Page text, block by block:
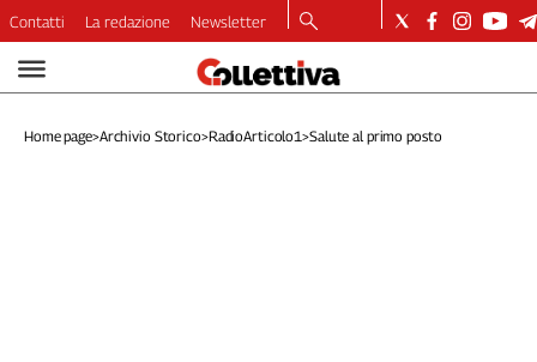
Video
Dirette
Contatti La redazione Newsletter
Home page>Archivio Storico>RadioArticolo1>Salute al primo posto